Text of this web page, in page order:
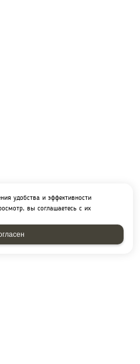
удобства и эффективности
вы соглашаетесь с их